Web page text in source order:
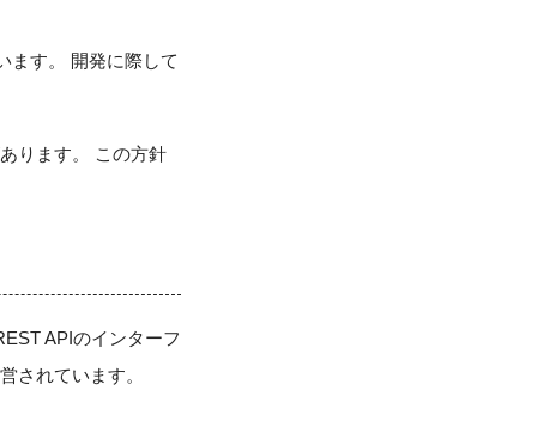
ます。 開発に際して
ります。 この方針
APIのインターフ
されています。